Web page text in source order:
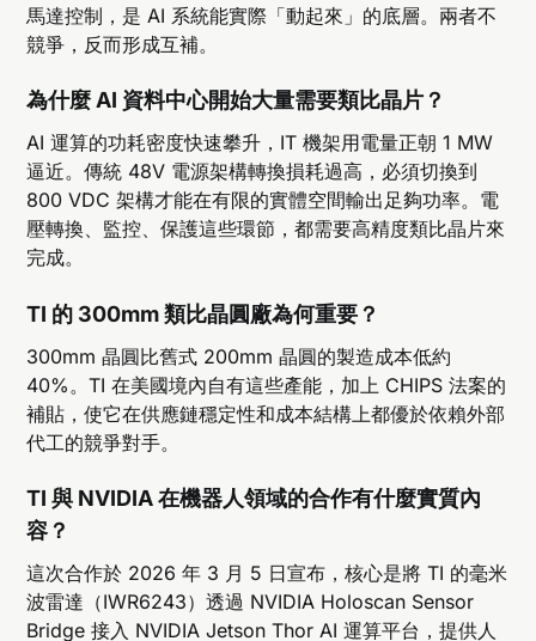
馬達控制，是 AI 系統能實際「動起來」的底層。兩者不
競爭，反而形成互補。
為什麼 AI 資料中心開始大量需要類比晶片？
AI 運算的功耗密度快速攀升，IT 機架用電量正朝 1 MW
逼近。傳統 48V 電源架構轉換損耗過高，必須切換到
800 VDC 架構才能在有限的實體空間輸出足夠功率。電
壓轉換、監控、保護這些環節，都需要高精度類比晶片來
完成。
TI 的 300mm 類比晶圓廠為何重要？
300mm 晶圓比舊式 200mm 晶圓的製造成本低約
40%。TI 在美國境內自有這些產能，加上 CHIPS 法案的
補貼，使它在供應鏈穩定性和成本結構上都優於依賴外部
代工的競爭對手。
TI 與 NVIDIA 在機器人領域的合作有什麼實質內
容？
這次合作於 2026 年 3 月 5 日宣布，核心是將 TI 的毫米
波雷達（IWR6243）透過 NVIDIA Holoscan Sensor
Bridge 接入 NVIDIA Jetson Thor AI 運算平台，提供人